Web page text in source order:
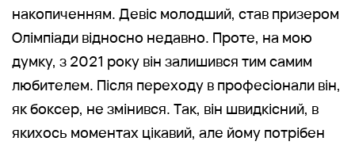
накопиченням. Девіс молодший, став призером
Олімпіади відносно недавно. Проте, на мою
думку, з 2021 року він залишився тим самим
любителем. Після переходу в професіонали він,
як боксер, не змінився. Так, він швидкісний, в
якихось моментах цікавий, але йому потрібен